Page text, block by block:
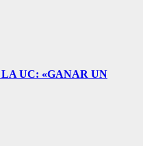
UC: «GANAR UN